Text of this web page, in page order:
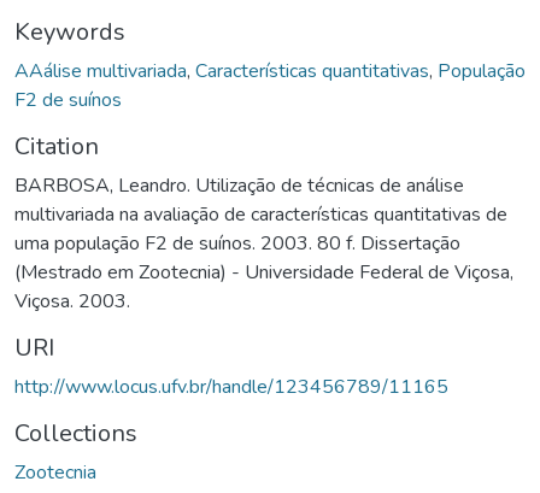
Keywords
AAálise multivariada, Características quantitativas, População
F2 de suínos
Citation
BARBOSA, Leandro. Utilização de técnicas de análise
multivariada na avaliação de características quantitativas de
uma população F2 de suínos. 2003. 80 f. Dissertação
(Mestrado em Zootecnia) - Universidade Federal de Viçosa,
Viçosa. 2003.
URI
http://www.locus.ufv.br/handle/123456789/11165
Collections
Zootecnia